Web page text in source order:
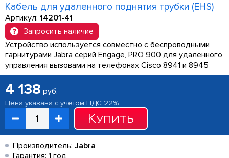
Кабель для удаленного поднятия трубки (EHS)
Артикул: 14201-41
Запросить наличие
Устройство используется совместно с беспроводными
гарнитурами Jabra серий Engage, PRO 900 для удаленного
управления вызовами на телефонах Cisco 8941 и 8945
4 138 руб.
Цена указана с учетом НДС 22%
Купить
Производитель: Jabra